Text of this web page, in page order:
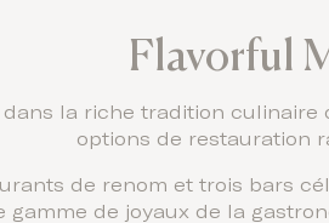
Flavorful
dans la riche tradition culinaire
options de restauration
de renom et trois bars
gamme de joyaux de la